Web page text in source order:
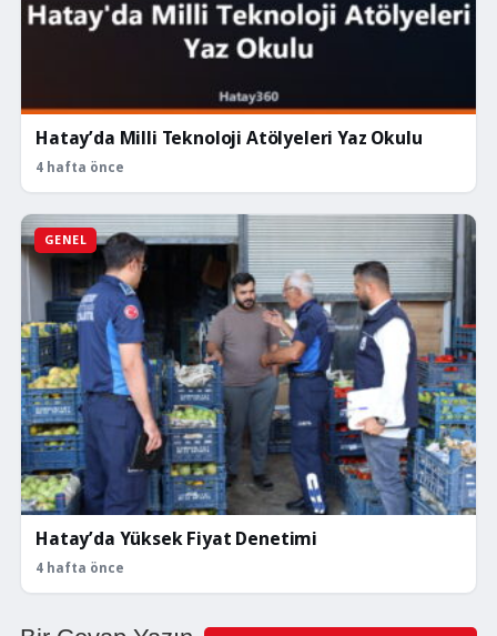
Hatay’da Milli Teknoloji Atölyeleri Yaz Okulu
4 hafta önce
GENEL
Hatay’da Yüksek Fiyat Denetimi
4 hafta önce